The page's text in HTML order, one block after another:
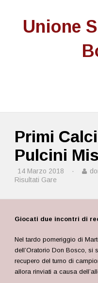
Unione
Primi
Pulcini
14 Marzo 2018 ·
Risultati Gare
Giocati due incontri di
Nel tardo pomeriggio di
dell’Oratorio Don Bosco, si
recupero del turno di
allora rinviati a causa